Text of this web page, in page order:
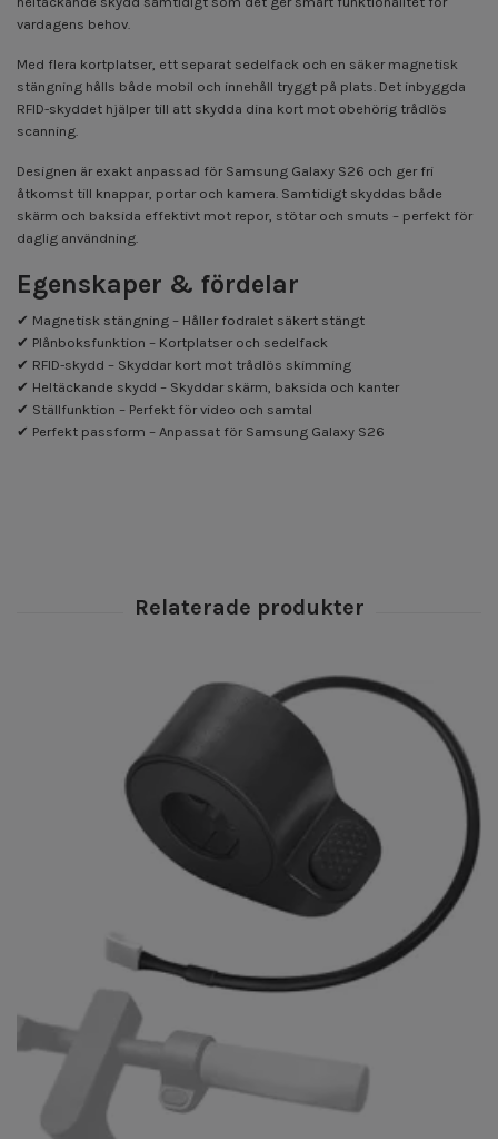
vardagens behov.
Med flera kortplatser, ett separat sedelfack och en säker magnetisk
stängning hålls både mobil och innehåll tryggt på plats. Det inbyggda
RFID-skyddet hjälper till att skydda dina kort mot obehörig trådlös
scanning.
Designen är exakt anpassad för Samsung Galaxy S26 och ger fri
åtkomst till knappar, portar och kamera. Samtidigt skyddas både
skärm och baksida effektivt mot repor, stötar och smuts – perfekt för
daglig användning.
Egenskaper & fördelar
✔ Magnetisk stängning – Håller fodralet säkert stängt
✔ Plånboksfunktion – Kortplatser och sedelfack
✔ RFID-skydd – Skyddar kort mot trådlös skimming
✔ Heltäckande skydd – Skyddar skärm, baksida och kanter
✔ Ställfunktion – Perfekt för video och samtal
✔ Perfekt passform – Anpassat för Samsung Galaxy S26